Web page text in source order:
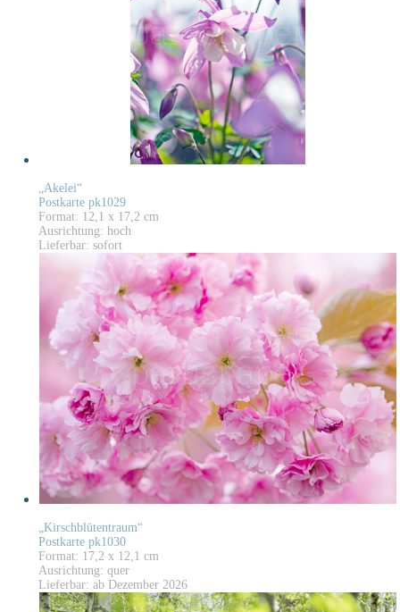
„Akelei“
Postkarte pk1029
Format: 12,1 x 17,2 cm
Ausrichtung: hoch
Lieferbar: sofort
„Kirschblütentraum“
Postkarte pk1030
Format: 17,2 x 12,1 cm
Ausrichtung: quer
Lieferbar: ab Dezember 2026